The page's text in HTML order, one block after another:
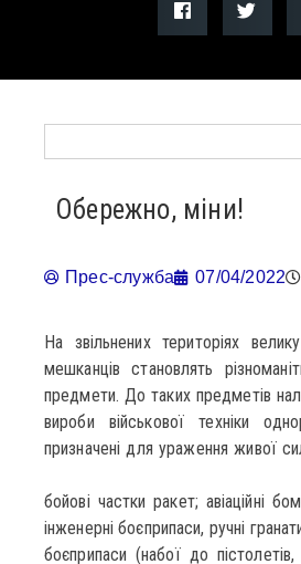
Обережно, міни!
Прес-служба 07/04/2022
На звільнених територіях
мешканців становлять
предмети. До таких предметів
вироби військової техніки
призначені для ураження живої
бойові частки ракет; авіаційні
інженерні боєприпаси, ручні
боєприпаси (набої до пістолетів,